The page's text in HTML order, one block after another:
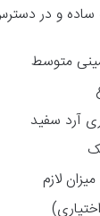
ساده و در
لازم